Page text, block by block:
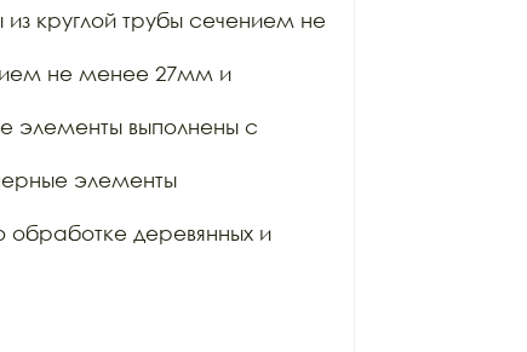
круглой трубы сечением не
не менее 27мм и
элементы выполнены с
элементы
обработке деревянных и